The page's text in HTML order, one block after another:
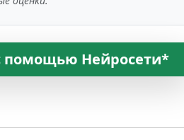
помощью Нейросети*